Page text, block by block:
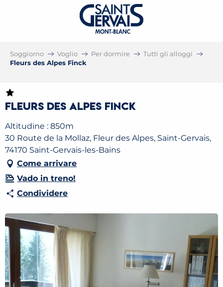
Soggiorno Voglio Per dormire
Tutti gli alloggi
Fleurs des Alpes Finck
Fleurs des Alpes Finck
Altitudine : 850m
30 Route de la Mollaz, Fleur des Alpes, Saint-Gervais,
74170 Saint-Gervais-les-Bains
Come arrivare
Vado in treno!
Condividere